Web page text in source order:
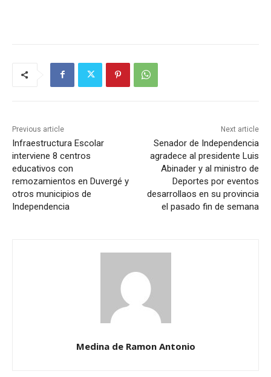
Previous article
Infraestructura Escolar
interviene 8 centros
educativos con
remozamientos en Duvergé y
otros municipios de
Independencia
Next article
Senador de Independencia
agradece al presidente Luis
Abinader y al ministro de
Deportes por eventos
desarrollaos en su provincia
el pasado fin de semana
Medina de Ramon Antonio